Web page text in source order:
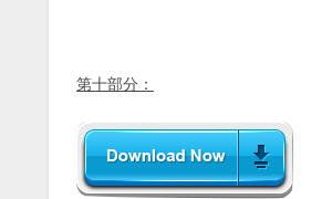
第十部分：